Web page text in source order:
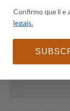
Confirmo que li e
legais.